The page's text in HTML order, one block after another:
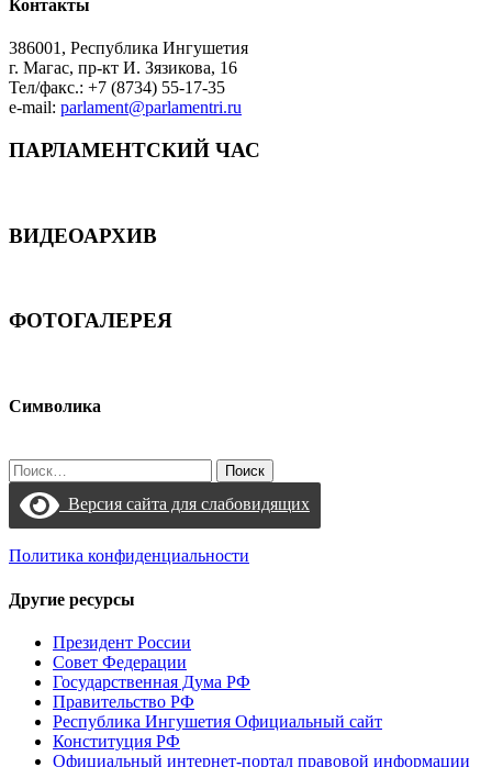
Контакты
386001, Республика Ингушетия
г. Магас, пр-кт И. Зязикова, 16
Тел/факс.: +7 (8734) 55-17-35
e-mail: parlament@parlamentri.ru
ПАРЛАМЕНТСКИЙ ЧАС
ВИДЕОАРХИВ
ФОТОГАЛЕРЕЯ
Символика
Найти:
Версия сайта для слабовидящих
Политика конфиденциальности
Другие ресурсы
Президент России
Совет Федерации
Государственная Дума РФ
Правительство РФ
Республика Ингушетия Официальный сайт
Конституция РФ
Официальный интернет-портал правовой информации